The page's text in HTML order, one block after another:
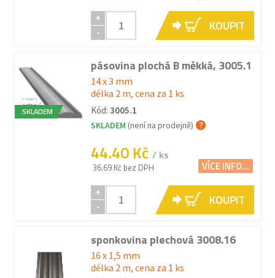
+
-
KOUPIT
SKLADEM
pásovina plochá B měkká, 3005.1
14 x 3 mm
délka 2 m, cena za 1 ks
Kód: 3005.1
SKLADEM (není na prodejně)
44.40 Kč / ks
36.69 Kč bez DPH VÍCE INFO...
+
-
KOUPIT
sponkovina plechová 3008.16
16 x 1,5 mm
délka 2 m, cena za 1 ks